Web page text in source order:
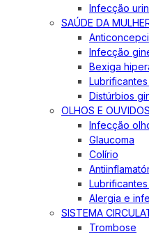
Infecção
SAÚDE DA
Infecção
Bexiga
Distúrbios
OLHOS E OUVIDOS
Infecção
Glaucoma
Colírio
Alergia e
SISTEMA
Trombose